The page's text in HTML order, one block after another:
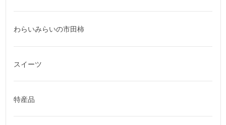
わらいみらいの市田柿
スイーツ
特産品